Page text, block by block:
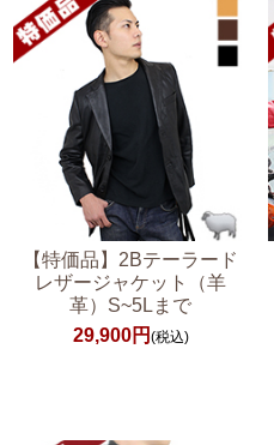
【特価品】2Bテーラード
レザージャケット（羊
革）S~5Lまで
29,900円 (税込)